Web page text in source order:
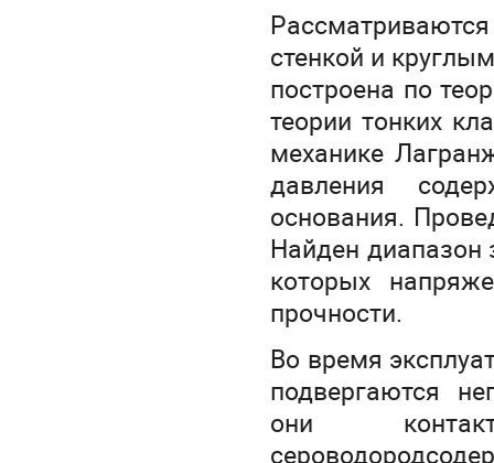
стенкой и
построена по
теории тонких
механике
давления
основания.
Найден диапазон
которых
прочности.
Во время
подвергаются
они